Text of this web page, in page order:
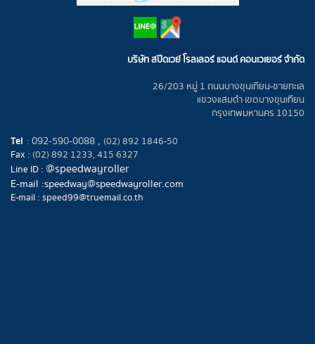
บริษัท สปีดเวย์ โรลเลอร์ แอนด์ คอนเวเยอร์ จำกัด
26/203 หมู่ 1 ถนนบางขุนเทียน-ชายทะเล
แขวงแสมดำ เขตบางขุนเทียน
กรุงเทพมหานคร 10150
Tel : 092-590-0088 , (02) 892 1846-50
Fax : (02) 892 1233, 415 6327
Line ID : @speedwayroller
E-mail :speedway@speedwayroller.com
E-mail : speed99@truemail.co.th